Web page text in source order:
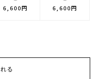
6,600円 6,600円